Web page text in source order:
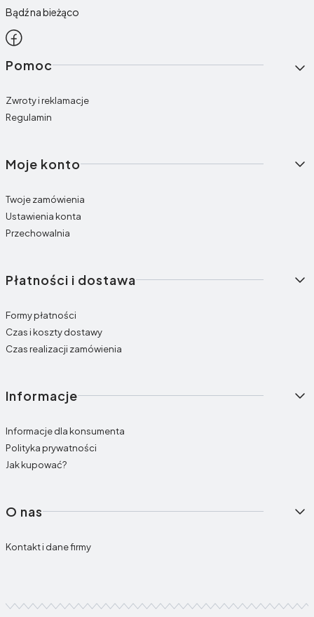
Bądź na bieżąco
Linki w stopce
Pomoc
Zwroty i reklamacje
Regulamin
Moje konto
Twoje zamówienia
Ustawienia konta
Przechowalnia
Płatności i dostawa
Formy płatności
Czas i koszty dostawy
Czas realizacji zamówienia
Informacje
Informacje dla konsumenta
Polityka prywatności
Jak kupować?
O nas
Kontakt i dane firmy